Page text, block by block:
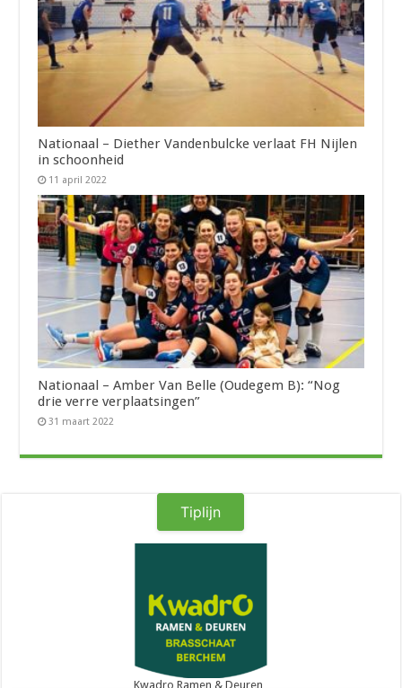
Nationaal – Diether Vandenbulcke verlaat FH Nijlen
in schoonheid
11 april 2022
Nationaal – Amber Van Belle (Oudegem B): “Nog
drie verre verplaatsingen”
31 maart 2022
Tiplijn
Kwadro Ramen & Deuren